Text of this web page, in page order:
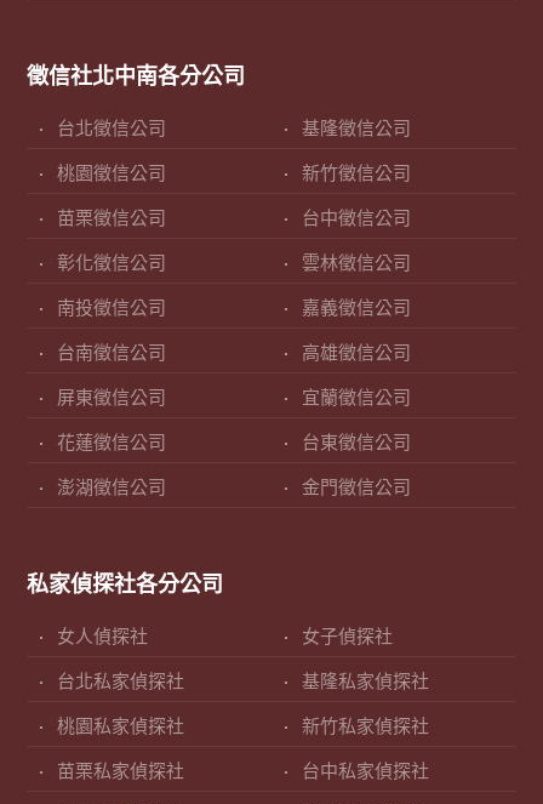
徵信社北中南各分公司
台北徵信公司 基隆徵信公司
桃園徵信公司 新竹徵信公司
苗栗徵信公司 台中徵信公司
彰化徵信公司 雲林徵信公司
南投徵信公司 嘉義徵信公司
台南徵信公司 高雄徵信公司
屏東徵信公司 宜蘭徵信公司
花蓮徵信公司 台東徵信公司
澎湖徵信公司 金門徵信公司
私家偵探社各分公司
女人偵探社 女子偵探社
台北私家偵探社 基隆私家偵探社
桃園私家偵探社 新竹私家偵探社
苗栗私家偵探社 台中私家偵探社